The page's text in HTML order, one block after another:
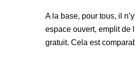
A la base, pour tous, il
espace ouvert, emplit de
gratuit. Cela est